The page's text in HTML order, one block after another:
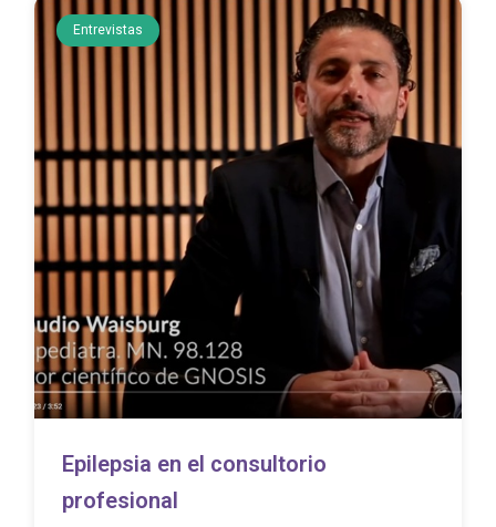
Entrevistas
Epilepsia en el consultorio
profesional